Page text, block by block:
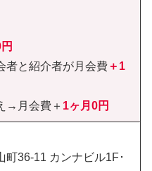
者と紹介者が月会費＋1
→月会費＋ 1ヶ月0円
町36-11 カンナビル1F･